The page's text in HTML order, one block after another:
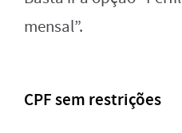
mensal”.
CPF sem restrições